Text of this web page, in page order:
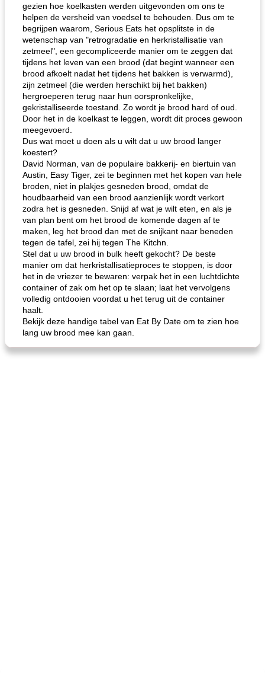
gezien hoe koelkasten werden uitgevonden om ons te
helpen de versheid van voedsel te behouden. Dus om te
begrijpen waarom, Serious Eats het opsplitste in de
wetenschap van "retrogradatie en herkristallisatie van
zetmeel", een gecompliceerde manier om te zeggen dat
tijdens het leven van een brood (dat begint wanneer een
brood afkoelt nadat het tijdens het bakken is verwarmd),
zijn zetmeel (die werden herschikt bij het bakken)
hergroeperen terug naar hun oorspronkelijke,
gekristalliseerde toestand. Zo wordt je brood hard of oud.
Door het in de koelkast te leggen, wordt dit proces gewoon
meegevoerd.
Dus wat moet u doen als u wilt dat u uw brood langer
koestert?
David Norman, van de populaire bakkerij- en biertuin van
Austin, Easy Tiger, zei te beginnen met het kopen van hele
broden, niet in plakjes gesneden brood, omdat de
houdbaarheid van een brood aanzienlijk wordt verkort
zodra het is gesneden. Snijd af wat je wilt eten, en als je
van plan bent om het brood de komende dagen af ​​te
maken, leg het brood dan met de snijkant naar beneden
tegen de tafel, zei hij tegen The Kitchn.
Stel dat u uw brood in bulk heeft gekocht? De beste
manier om dat herkristallisatieproces te stoppen, is door
het in de vriezer te bewaren: verpak het in een luchtdichte
container of zak om het op te slaan; laat het vervolgens
volledig ontdooien voordat u het terug uit de container
haalt.
Bekijk deze handige tabel van Eat By Date om te zien hoe
lang uw brood mee kan gaan.